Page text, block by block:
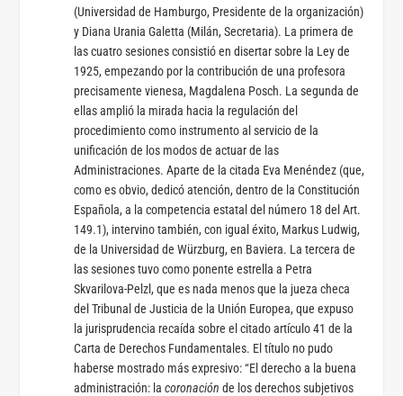
(Universidad de Hamburgo, Presidente de la organización)
y Diana Urania Galetta (Milán, Secretaria). La primera de
las cuatro sesiones consistió en disertar sobre la Ley de
1925, empezando por la contribución de una profesora
precisamente vienesa, Magdalena Posch. La segunda de
ellas amplió la mirada hacia la regulación del
procedimiento como instrumento al servicio de la
unificación de los modos de actuar de las
Administraciones. Aparte de la citada Eva Menéndez (que,
como es obvio, dedicó atención, dentro de la Constitución
Española, a la competencia estatal del número 18 del Art.
149.1), intervino también, con igual éxito, Markus Ludwig,
de la Universidad de Würzburg, en Baviera. La tercera de
las sesiones tuvo como ponente estrella a Petra
Skvarilova-Pelzl, que es nada menos que la jueza checa
del Tribunal de Justicia de la Unión Europea, que expuso
la jurisprudencia recaída sobre el citado artículo 41 de la
Carta de Derechos Fundamentales. El título no pudo
haberse mostrado más expresivo: “El derecho a la buena
administración: lacoronación de los derechos subjetivos